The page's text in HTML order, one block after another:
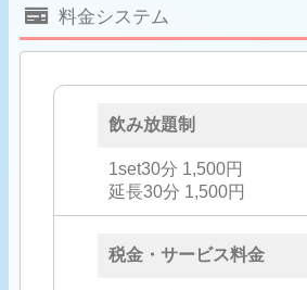
料金システム
飲み放題制
1set30分 1,500円
延長30分 1,500円
税金・サービス料金